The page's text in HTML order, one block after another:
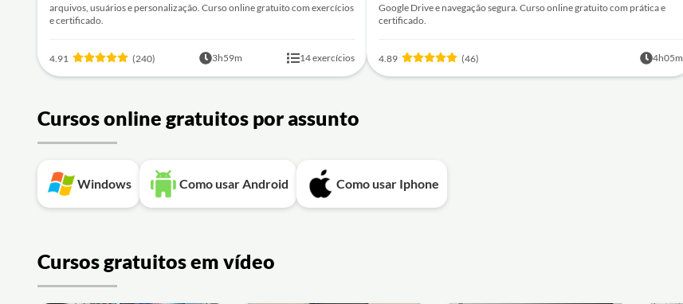
arquivos, usuários e personalização. Curso online gratuito com exercícios
e certificado.
4.91 (240) 3h59m 14 exercícios
Google Drive e navegação segura. Curso online gratuito com prática e
certificado.
4.89 (46) 4h05m
Cursos online gratuitos por assunto
Windows Como usar Android Como usar Iphone
Cursos gratuitos em vídeo